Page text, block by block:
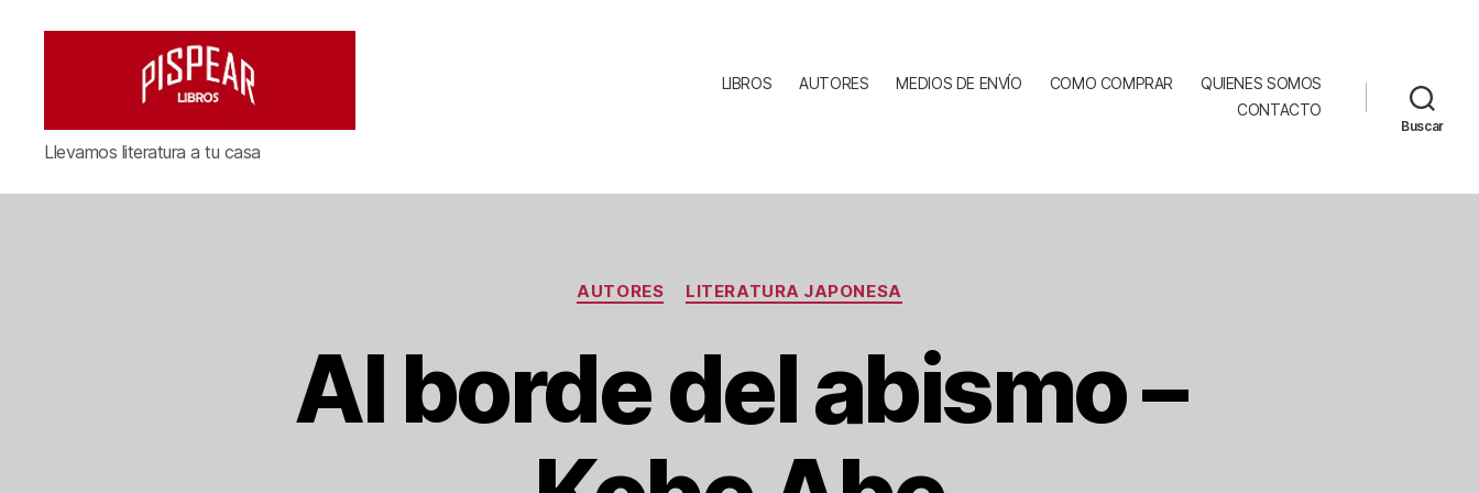
Pispear
Libros
Llevamos literatura a tu casa
LIBROS AUTORES MEDIOS DE ENVÍO COMO COMPRAR
QUIENES SOMOS
CONTACTO
Buscar
Categorías
AUTORES LITERATURA JAPONESA
Al borde del abismo –